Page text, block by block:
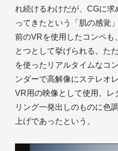
れ続けるわけだが、CGに
ってきたという「肌の感覚
前のVRを使用したコンペも
とつとして挙げられる。た
を使ったリアルタイムなコ
ンダーで高解像にステレオ
VR用の映像として使用。レ
リング一発出しのものに色
上げであったという。